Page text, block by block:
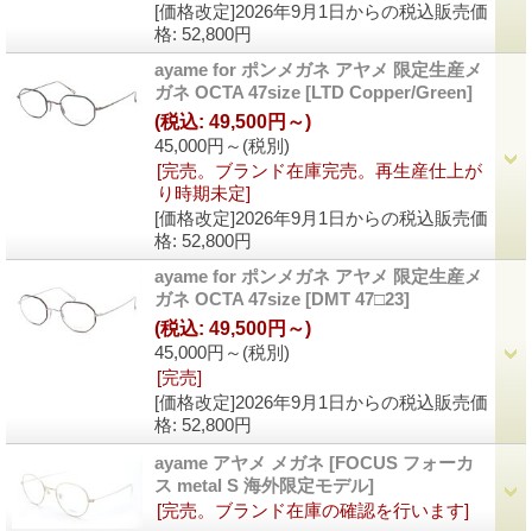
[価格改定]2026年9月1日からの税込販売価
格: 52,800円
ayame for ポンメガネ アヤメ 限定生産メ
ガネ OCTA 47size [LTD Copper/Green]
45,000円～ (税別)
(税込: 49,500円～)
[完売。ブランド在庫完売。再生産仕上が
り時期未定]
[価格改定]2026年9月1日からの税込販売価
格: 52,800円
ayame for ポンメガネ アヤメ 限定生産メ
ガネ OCTA 47size [DMT 47□23]
45,000円～ (税別)
(税込: 49,500円～)
[完売]
[価格改定]2026年9月1日からの税込販売価
格: 52,800円
ayame アヤメ メガネ [FOCUS フォーカ
ス metal S 海外限定モデル]
[完売。ブランド在庫の確認を行います]